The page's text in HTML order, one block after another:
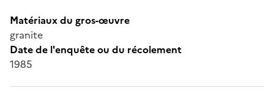
Matériaux du gros-œuvre
granite
Date de l'enquête ou du récolement
1985